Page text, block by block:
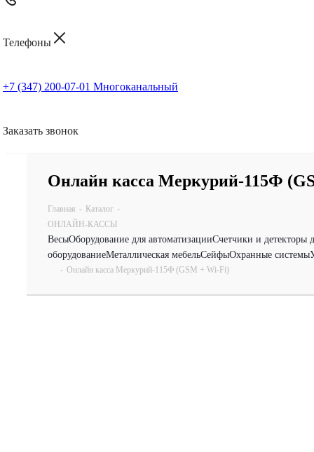
Телефоны
+7 (347) 200-07-01 Многоканальный
Заказать звонок
Онлайн касса Меркурий-115Ф
Главная - Каталог -
ОНЛАЙН-КАССЫ
ВесыОборудование для автоматизацииСчетчики и детекторы
оборудованиеМеталлическая мебельСейфыОхранные системы
- Онлайн касса Меркурий-115Ф (GSM + Wi-Fi)